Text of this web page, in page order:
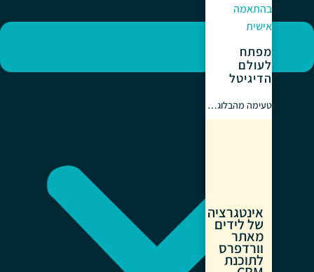
בהתאמה
אישית
מפתח
לעולם
הדיגיטל
טעימה מהבלוג…
אינטגרציה
של לידים
מאתר
וורדפרס
לתוכנת